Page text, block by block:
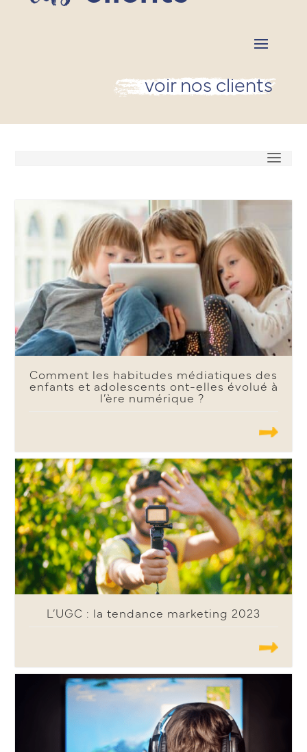
voir nos clients
Comment les habitudes médiatiques des
enfants et adolescents ont-elles évolué à
l’ère numérique ?
.......
L’UGC : la tendance marketing 2023
.......